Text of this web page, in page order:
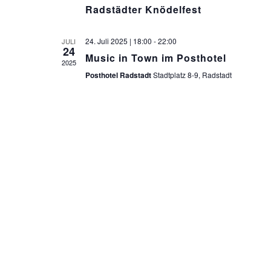
Radstädter Knödelfest
JULI
24
2025
24. Juli 2025 | 18:00 -22:00
Music in Town im Posthotel
Posthotel RadstadtStadtplatz 8-9, Radstadt